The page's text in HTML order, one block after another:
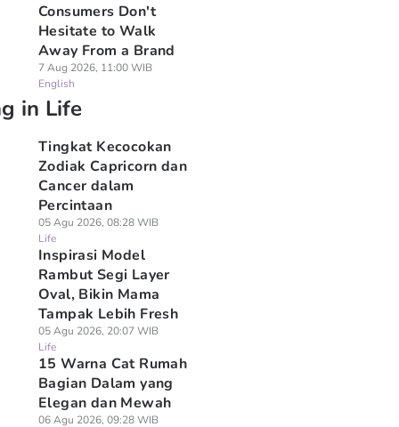
Consumers Don't
Hesitate to Walk
Away From a Brand
7 Aug 2026, 11:00 WIB
English
in Life
Tingkat Kecocokan
Zodiak Capricorn dan
Cancer dalam
Percintaan
05 Agu 2026, 08:28 WIB
Life
Inspirasi Model
Rambut Segi Layer
Oval, Bikin Mama
Tampak Lebih Fresh
05 Agu 2026, 20:07 WIB
Life
15 Warna Cat Rumah
Bagian Dalam yang
Elegan dan Mewah
06 Agu 2026, 09:28 WIB